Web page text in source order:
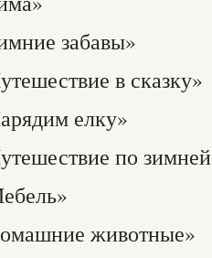
забавы»
в сказку»
елку»
по
животные»